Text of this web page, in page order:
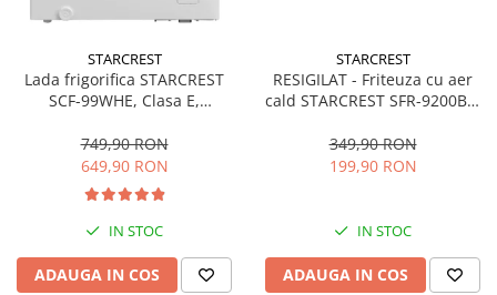
STARCREST
Lada frigorifica STARCREST
SCF-99WHE, Clasa E,
convertibil - functie frigider,
Termostat reglabil, Alb
749,90 RON
649,90 RON
IN STOC
ADAUGA IN COS
STARCREST
RESIGILAT - Friteuza cu aer
cald STARCREST SFR-9200BK,
Termostat 80 - 200 °C, 8
programe predefinite, Negru
349,90 RON
199,90 RON
IN STOC
ADAUGA IN COS